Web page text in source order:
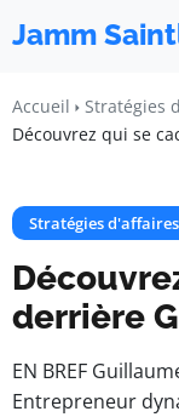
Jamm
Accueil
Stratégies
Découvrez qui se
Stratégies d'affaires
derrière
EN BREF
Entrepreneur